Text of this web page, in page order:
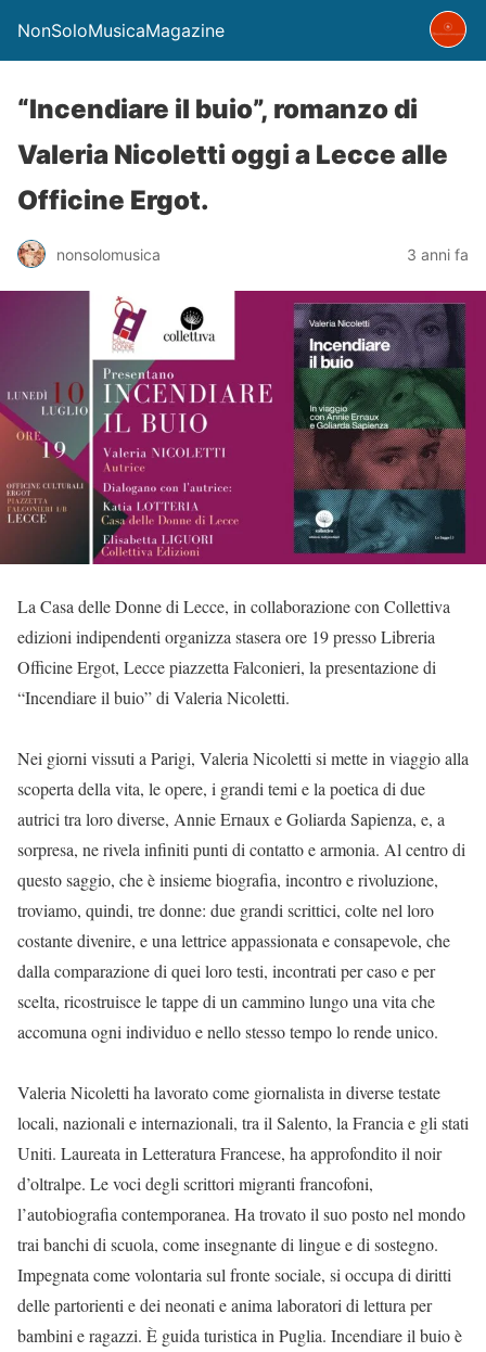
NonSoloMusicaMagazine
“Incendiare il buio”, romanzo di
Valeria Nicoletti oggi a Lecce alle
Officine Ergot.
nonsolomusica 3 anni fa
La Casa delle Donne di Lecce, in collaborazione con Collettiva
edizioni indipendenti organizza stasera ore 19 presso Libreria
Officine Ergot, Lecce piazzetta Falconieri, la presentazione di
“Incendiare il buio” di Valeria Nicoletti.
Nei giorni vissuti a Parigi, Valeria Nicoletti si mette in viaggio alla
scoperta della vita, le opere, i grandi temi e la poetica di due
autrici tra loro diverse, Annie Ernaux e Goliarda Sapienza, e, a
sorpresa, ne rivela infiniti punti di contatto e armonia. Al centro di
questo saggio, che è insieme biografia, incontro e rivoluzione,
troviamo, quindi, tre donne: due grandi scrittici, colte nel loro
costante divenire, e una lettrice appassionata e consapevole, che
dalla comparazione di quei loro testi, incontrati per caso e per
scelta, ricostruisce le tappe di un cammino lungo una vita che
accomuna ogni individuo e nello stesso tempo lo rende unico.
Valeria Nicoletti ha lavorato come giornalista in diverse testate
locali, nazionali e internazionali, tra il Salento, la Francia e gli stati
Uniti. Laureata in Letteratura Francese, ha approfondito il noir
d’oltralpe. Le voci degli scrittori migranti francofoni,
l’autobiografia contemporanea. Ha trovato il suo posto nel mondo
trai banchi di scuola, come insegnante di lingue e di sostegno.
Impegnata come volontaria sul fronte sociale, si occupa di diritti
delle partorienti e dei neonati e anima laboratori di lettura per
bambini e ragazzi. È guida turistica in Puglia. Incendiare il buio è